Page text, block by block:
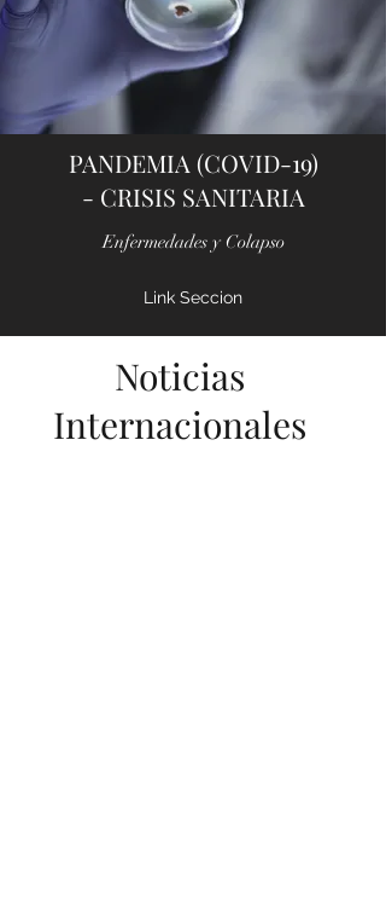
PANDEMIA (COVID-19)
- CRISIS SANITARIA
Enfermedades y Colapso
Link Seccion
Noticias
Internacionales